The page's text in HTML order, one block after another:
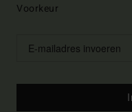
Voorkeur